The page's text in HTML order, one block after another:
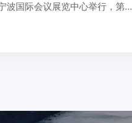
国际会议展览中心举行，第三